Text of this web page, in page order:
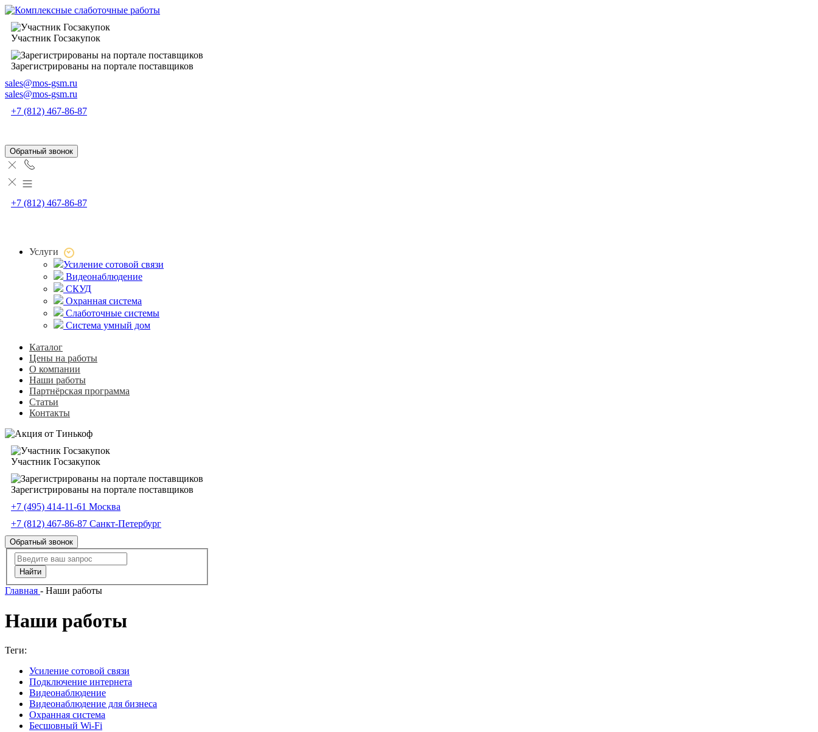
Участник Госзакупок
Зарегистрированы на портале поставщиков
sales@mos-gsm.ru
sales@mos-gsm.ru
+7 (812) 467-86-87
Обратный звонок
+7 (812) 467-86-87
Услуги
Усиление сотовой связи
Видеонаблюдение
СКУД
Охранная система
Слаботочные системы
Система умный дом
Каталог
Цены на работы
О компании
Наши работы
Партнёрская программа
Статьи
Контакты
Участник Госзакупок
Зарегистрированы на портале поставщиков
+7 (495) 414-11-61 Москва
+7 (812) 467-86-87 Санкт-Петербург
Обратный звонок
Главная - Наши работы
Наши работы
Теги:
Усиление сотовой связи
Подключение интернета
Видеонаблюдение
Видеонаблюдение для бизнеса
Охранная система
Бесшовный Wi-Fi